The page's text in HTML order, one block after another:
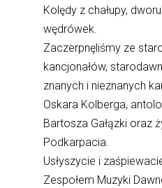
Kolędy z chałupy,
wędrówek.
Zaczerpnęliśmy ze
kancjonałów,
znanych i nieznanych
Oskara Kolberga,
Bartosza Gałązki oraz
Podkarpacia.
Usłyszycie i
Zespołem Muzyki